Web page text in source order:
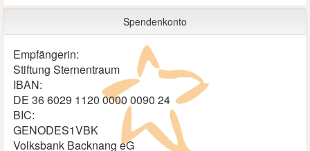
Spendenkonto
Empfängerin:
Stiftung Sternentraum
IBAN:
DE 36 6029 1120 0000 0090 24
BIC:
GENODES1VBK
Volksbank Backnang eG